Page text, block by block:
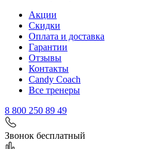
Акции
Скидки
Оплата и доставка
Гарантии
Отзывы
Контакты
Candy Coach
Все тренеры
8 800 250 89 49
Звонок бесплатный